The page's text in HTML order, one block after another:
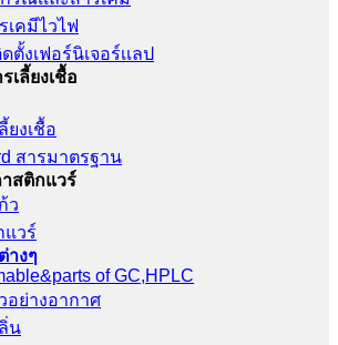
เคมีไวไฟ
ตั้งเฟอร์นิเจอร์เเลป
เลี้ยงเชื้อ
ยงเชื้อ
สารมาตรฐาน
าสติกแวร์
ว
วร์
างๆ
of GC,HPLC
อย่างอากาศ
น